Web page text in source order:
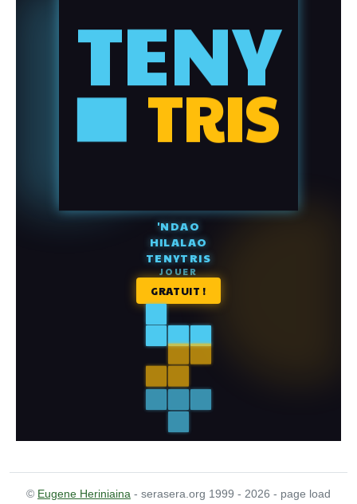
© Eugene Heriniaina - serasera.org 1999 - 2026 - page load